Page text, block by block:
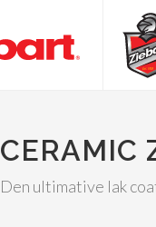
CERAMIC
Den ultimative lak